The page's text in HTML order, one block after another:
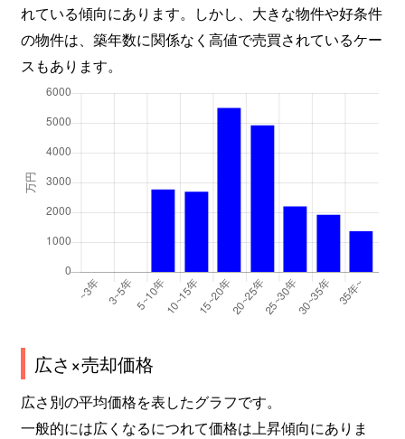
れている傾向にあります。しかし、大きな物件や好条件
の物件は、築年数に関係なく高値で売買されているケー
スもあります。
広さ×売却価格
広さ別の平均価格を表したグラフです。
一般的には広くなるにつれて価格は上昇傾向にありま